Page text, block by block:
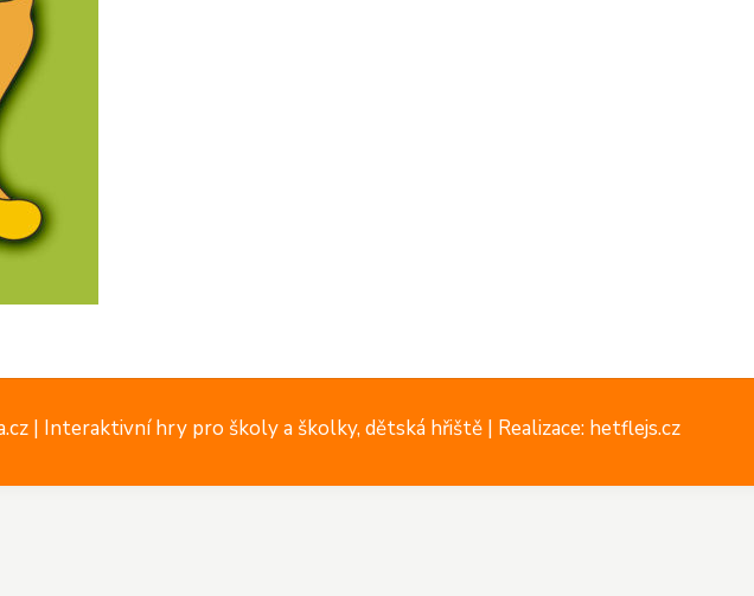
| Interaktivní hry pro školy a školky, dětská hřiště | Realizace: hetflejs.cz